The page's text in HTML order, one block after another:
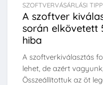
SZOFTVERVÁSÁRLÁSI
A szoftver
során elkövetett
hiba
A szoftverkiválasztás
lehet, de azért
Összeállítottuk az öt